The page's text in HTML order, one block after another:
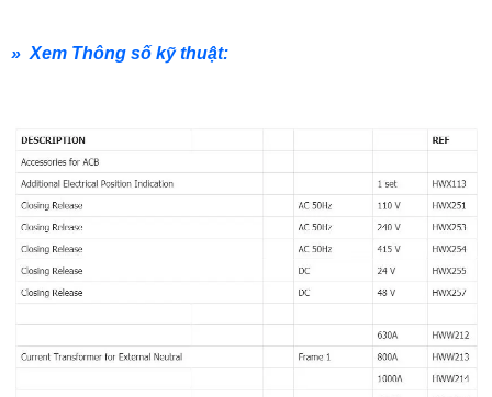
» Xem Thông số kỹ thuật: